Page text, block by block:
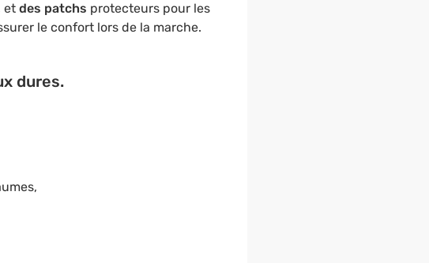
et des patchs protecteurs pour les
le confort lors de la marche.
dures.